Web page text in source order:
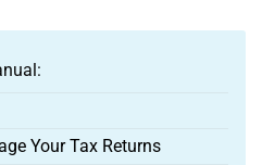
Your Tax Returns